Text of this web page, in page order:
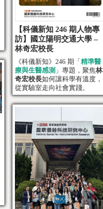
【科儀新知 246 期人物專
訪】國立陽明交通大學 –
林奇宏校長
《科儀新知》246 期「精準醫
療與生醫感測 」專題，聚焦林
奇宏校長如何讓科學有溫度，
從實驗室走向社會實踐。